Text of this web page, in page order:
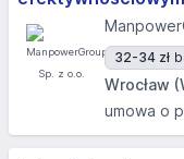
32-34 zł
Wrocław
umowa o